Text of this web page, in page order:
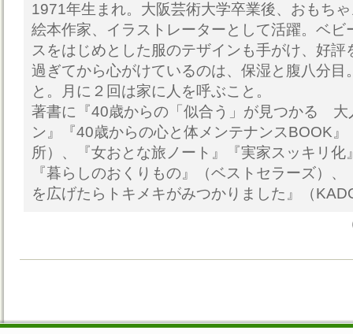
1971年生まれ。大阪芸術大学卒業後、おもち
絵本作家、イラストレーターとして活躍。ベビ
スをはじめとした服のテザインも手がけ、好
過ぎてから心がけているのは、保湿と腹八分目
と。月に２回は家に人を呼ぶこと。
著書に『40歳からの「似合う」が見つかる 大
ン』『40歳からの心と体メンテナンスBOOK
所）、『女おとな旅ノート』『実家スッキリ化
『暮らしのおくりもの』（ベストセラーズ）
を広げたらトキメキがみつかりました』（